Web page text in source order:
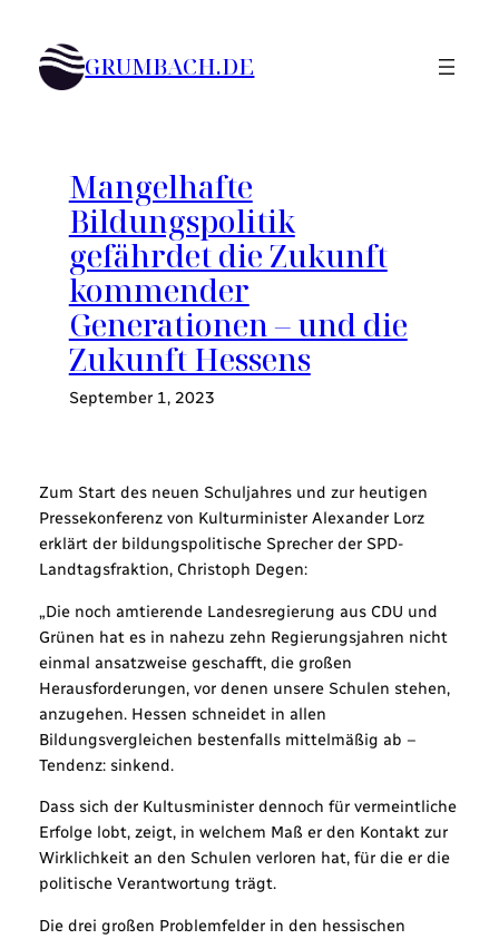
Inhalt
springen GRUMBACH.DE
Mangelhafte
Bildungspolitik
gefährdet die Zukunft
kommender
Generationen – und die
Zukunft Hessens
September 1, 2023
Zum Start des neuen Schuljahres und zur heutigen
Pressekonferenz von Kulturminister Alexander Lorz
erklärt der bildungspolitische Sprecher der SPD-
Landtagsfraktion, Christoph Degen:
„Die noch amtierende Landesregierung aus CDU und
Grünen hat es in nahezu zehn Regierungsjahren nicht
einmal ansatzweise geschafft, die großen
Herausforderungen, vor denen unsere Schulen stehen,
anzugehen. Hessen schneidet in allen
Bildungsvergleichen bestenfalls mittelmäßig ab –
Tendenz: sinkend.
Dass sich der Kultusminister dennoch für vermeintliche
Erfolge lobt, zeigt, in welchem Maß er den Kontakt zur
Wirklichkeit an den Schulen verloren hat, für die er die
politische Verantwortung trägt.
Die drei großen Problemfelder in den hessischen